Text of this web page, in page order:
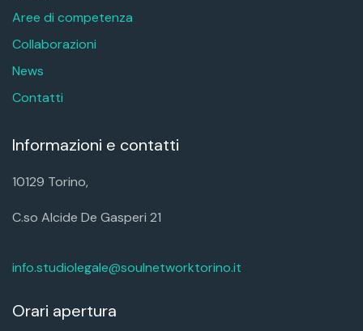
Aree di competenza
Collaborazioni
News
Contatti
Informazioni e contatti
10129 Torino,
C.so Alcide De Gasperi 21
info.studiolegale@soulnetworktorino.it
Orari apertura